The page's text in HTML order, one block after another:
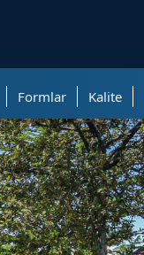
Formlar Kalite